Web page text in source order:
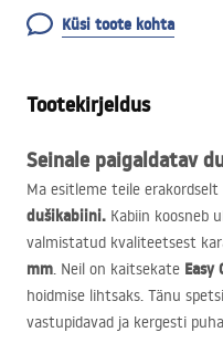
Küsi toote kohta
Tootekirjeldus
Seinale paigaldatav
Ma esitleme teile
dušikabiini. Kabiin koosneb
valmistatud kvaliteetsest
mm. Neil on kaitsekate Easy
hoidmise lihtsaks. Tänu
vastupidavad ja kergesti